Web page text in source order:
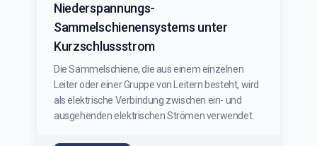
Niederspannungs-
Sammelschienensystems unter
Kurzschlussstrom
Die Sammelschiene, die aus einem einzelnen
Leiter oder einer Gruppe von Leitern besteht, wird
als elektrische Verbindung zwischen ein- und
ausgehenden elektrischen Strömen verwendet.